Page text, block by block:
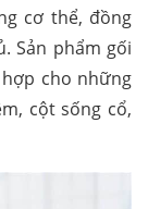
cơ thể, đồng
Sản phẩm gối
cho những
cột sống cổ,